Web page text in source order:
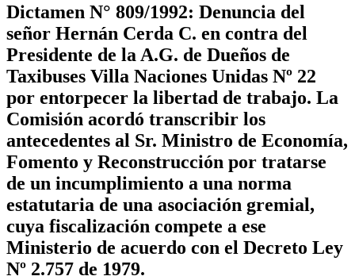
Dictamen N° 809/1992: Denuncia del
señor Hernán Cerda C. en contra del
Presidente de la A.G. de Dueños de
Taxibuses Villa Naciones Unidas Nº 22
por entorpecer la libertad de trabajo. La
Comisión acordó transcribir los
antecedentes al Sr. Ministro de Economía,
Fomento y Reconstrucción por tratarse
de un incumplimiento a una norma
estatutaria de una asociación gremial,
cuya fiscalización compete a ese
Ministerio de acuerdo con el Decreto Ley
Nº 2.757 de 1979.